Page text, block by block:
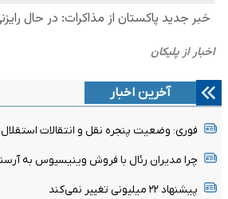
آخرین اخبار
فوری: وضعیت پنجره نقل و انتقالات
چرا مدیران رئال با فروش وینیسیوس به
پیشنهاد ۲۲ میلیونی تغییر نمی‌کند